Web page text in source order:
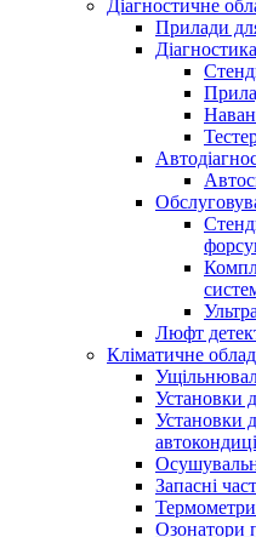
Діагностичне
Прилади
Люфт
Кліматичне
Установки
Установки
Запасні
Термометри
Озонатори